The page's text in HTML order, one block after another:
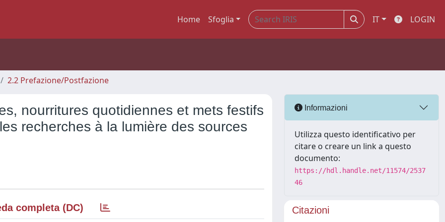
Home Sfoglia IT LOGIN
2.2 Prefazione/Postfazione
nourritures quotidiennes et mets festifs
recherches à la lumière des sources
completa (DC)
Informazioni
Utilizza questo identificativo per
citare o creare un link a questo
documento:
https://hdl.handle.net/11574/2537
46
Citazioni